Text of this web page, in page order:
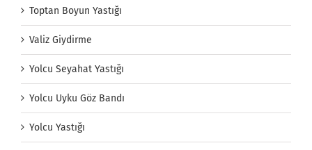
Toptan Boyun Yastığı
Valiz Giydirme
Yolcu Seyahat Yastığı
Yolcu Uyku Göz Bandı
Yolcu Yastığı